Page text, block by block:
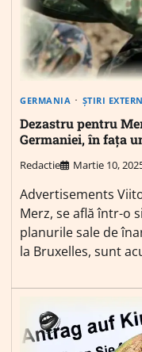
GERMANIA ȘTIRI
Dezastru pentru
Germaniei, în fața
Redactie Martie 10,
Advertisements
Merz, se află într-o
planurile sale de
la Bruxelles, sunt